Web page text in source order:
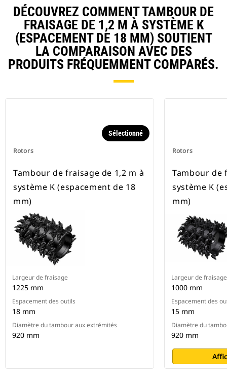
DÉCOUVREZ COMMENT TAMBOUR DE
FRAISAGE DE 1,2 M À SYSTÈME K
(ESPACEMENT DE 18 MM) SOUTIENT
LA COMPARAISON AVEC DES
PRODUITS FRÉQUEMMENT COMPARÉS.
Rotors
Sélectionné
Tambour de fraisage de 1,2 m à
système K (espacement de 18
mm)
Largeur de fraisage
1225 mm
Espacement des outils
18 mm
Diamètre du tambour aux extrémités
920 mm
Rotors
Tambour de
système K
mm)
Largeur de fraisage
1000 mm
Espacement des
15 mm
Diamètre du
920 mm